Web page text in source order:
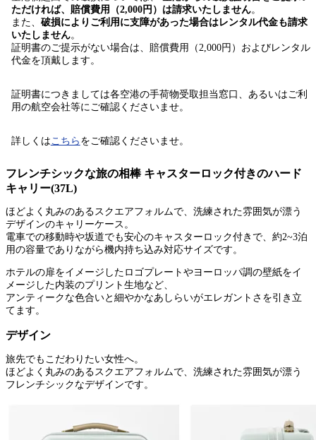
ただければ、賠償費用（2,000円）は請求いたしません。
また、 破損によりご利用に支障があった場合はレンタル代金も請求
いたしません。
証明書のご提示がない場合は、賠償費用（2,000円）およびレンタル
代金を頂戴します。
証明書につきましては各空港の手荷物受取担当窓口、あるいはご利
用の航空会社等にご確認くださいませ。
詳しくは こちら をご確認くださいませ。
フレンチシックな旅の相棒 キャスターロック付きのハード
キャリー(37L)
ほどよく丸みのあるスクエアフォルムで、洗練された雰囲気が漂う
デザインのキャリーケース。
電車での移動時や坂道でも安心のキャスターロック付きで、約2~3泊
用の容量でありながら機内持ち込み対応サイズです。
ホテルの扉をイメージしたロゴプレートやヨーロッパ調の壁紙をイ
メージした内装のプリント生地など、
アンティークな色合いと細やかなあしらいがエレガントさを引き立
てます。
デザイン
旅先でもこだわりたい女性へ。
ほどよく丸みのあるスクエアフォルムで、洗練された雰囲気が漂う
フレンチシックなデザインです。